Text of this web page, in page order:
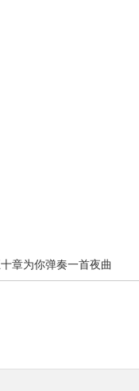
章为你弹奏一首夜曲